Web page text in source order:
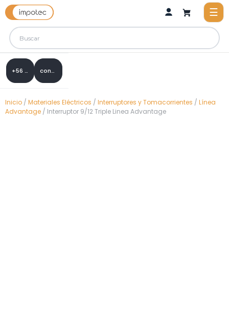
+56 9 8288 0307 contacto@impotec.cl
Inicio / Materiales Eléctricos / Interruptores y Tomacorrientes / Línea
Advantage / Interruptor 9/12 Triple Linea Advantage